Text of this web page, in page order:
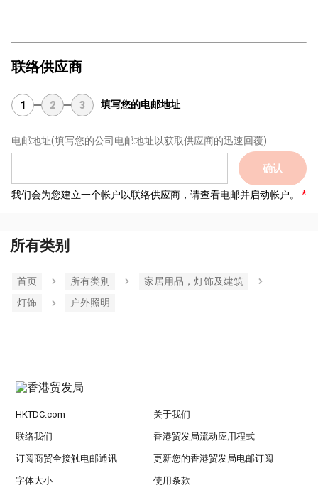
联络供应商
1 2 3 填写您的电邮地址
电邮地址(填写您的公司电邮地址以获取供应商的迅速回覆)
确认
我们会为您建立一个帐户以联络供应商，请查看电邮并启动帐户。
所有类别
首页 所有类別
家居用品，灯饰及建筑
灯饰
户外照明
HKTDC.com 关于我们
联络我们 香港贸发局流动应用程式
订阅商贸全接触电邮通讯 更新您的香港贸发局电邮订阅
字体大小 使用条款